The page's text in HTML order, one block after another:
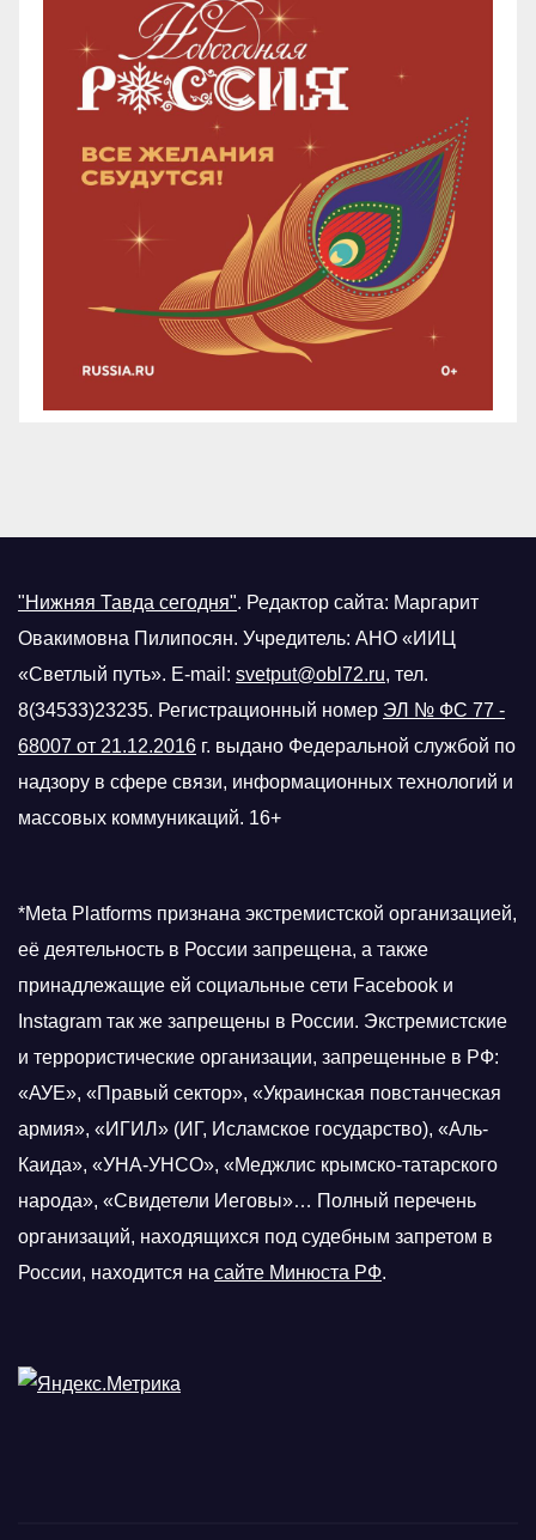
"Нижняя Тавда сегодня". Редактор сайта: Маргарит
Овакимовна Пилипосян. Учредитель: АНО «ИИЦ
«Светлый путь». E-mail: svetput@obl72.ru, тел.
8(34533)23235. Регистрационный номер ЭЛ № ФС 77 -
68007 от 21.12.2016 г. выдано Федеральной службой по
надзору в сфере связи, информационных технологий и
массовых коммуникаций. 16+
*Meta Platforms признана экстремистской организацией,
её деятельность в России запрещена, а также
принадлежащие ей социальные сети Facebook и
Instagram так же запрещены в России. Экстремистские
и террористические организации, запрещенные в РФ:
«АУЕ», «Правый сектор», «Украинская повстанческая
армия», «ИГИЛ» (ИГ, Исламское государство), «Аль-
Каида», «УНА-УНСО», «Меджлис крымско-татарского
народа», «Свидетели Иеговы»… Полный перечень
организаций, находящихся под судебным запретом в
России, находится на сайте Минюста РФ.